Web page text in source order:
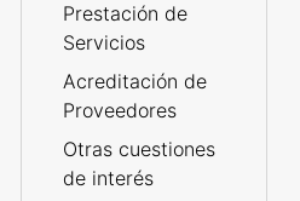
Prestación de
Servicios
Acreditación de
Proveedores
Otras cuestiones
de interés